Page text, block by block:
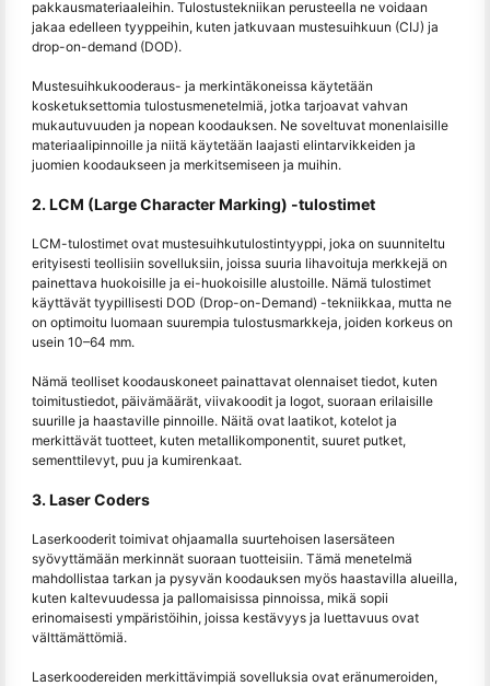
pakkausmateriaaleihin. Tulostustekniikan perusteella ne voidaan
jakaa edelleen tyyppeihin, kuten jatkuvaan mustesuihkuun (CIJ) ja
drop-on-demand (DOD).
Mustesuihkukooderaus- ja merkintäkoneissa käytetään
kosketuksettomia tulostusmenetelmiä, jotka tarjoavat vahvan
mukautuvuuden ja nopean koodauksen. Ne soveltuvat monenlaisille
materiaalipinnoille ja niitä käytetään laajasti elintarvikkeiden ja
juomien koodaukseen ja merkitsemiseen ja muihin.
2. LCM (Large Character Marking) -tulostimet
LCM-tulostimet ovat mustesuihkutulostintyyppi, joka on suunniteltu
erityisesti teollisiin sovelluksiin, joissa suuria lihavoituja merkkejä on
painettava huokoisille ja ei-huokoisille alustoille. Nämä tulostimet
käyttävät tyypillisesti DOD (Drop-on-Demand) -tekniikkaa, mutta ne
on optimoitu luomaan suurempia tulostusmarkkeja, joiden korkeus on
usein 10–64 mm.
Nämä teolliset koodauskoneet painattavat olennaiset tiedot, kuten
toimitustiedot, päivämäärät, viivakoodit ja logot, suoraan erilaisille
suurille ja haastaville pinnoille. Näitä ovat laatikot, kotelot ja
merkittävät tuotteet, kuten metallikomponentit, suuret putket,
sementtilevyt, puu ja kumirenkaat.
3. Laser Coders
Laserkooderit toimivat ohjaamalla suurtehoisen lasersäteen
syövyttämään merkinnät suoraan tuotteisiin. Tämä menetelmä
mahdollistaa tarkan ja pysyvän koodauksen myös haastavilla alueilla,
kuten kaltevuudessa ja pallomaisissa pinnoissa, mikä sopii
erinomaisesti ympäristöihin, joissa kestävyys ja luettavuus ovat
välttämättömiä.
Laserkoodereiden merkittävimpiä sovelluksia ovat eränumeroiden,